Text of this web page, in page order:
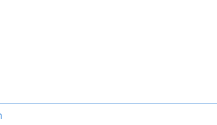
near to Geneva, Milan, and Turin
Paradiso, Breithorn, Lyskamm, Castor and
were born and grew up close to these
with skis or crampons!
from all around the world. We are enthusiastic to